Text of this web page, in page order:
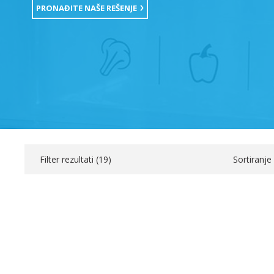
PRONAĐITE NAŠE REŠENJE
Filter rezultati (19) Sortiranje